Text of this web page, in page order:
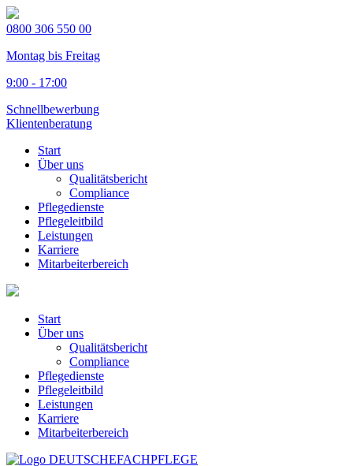
0800 306 550 00
Montag bis Freitag
9:00 - 17:00
Schnellbewerbung
Klientenberatung
Start
Über uns
Qualitätsbericht
Compliance
Pflegedienste
Pflegeleitbild
Leistungen
Karriere
Mitarbeiterbereich
Start
Über uns
Qualitätsbericht
Compliance
Pflegedienste
Pflegeleitbild
Leistungen
Karriere
Mitarbeiterbereich